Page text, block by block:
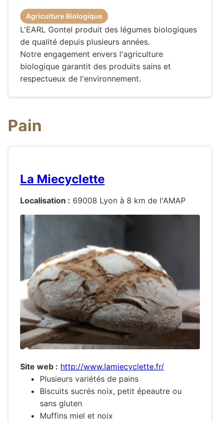
Agriculture Biologique
L'EARL Gontel produit des légumes biologiques
de qualité depuis plusieurs années.
Notre engagement envers l'agriculture
biologique garantit des produits sains et
respectueux de l'environnement.
Pain
La Miecyclette
Localisation : 69008 Lyon à 8 km de l'AMAP
Site web : http://www.lamiecyclette.fr/
Plusieurs variétés de pains
Biscuits sucrés noix, petit épeautre ou
sans gluten
Muffins miel et noix